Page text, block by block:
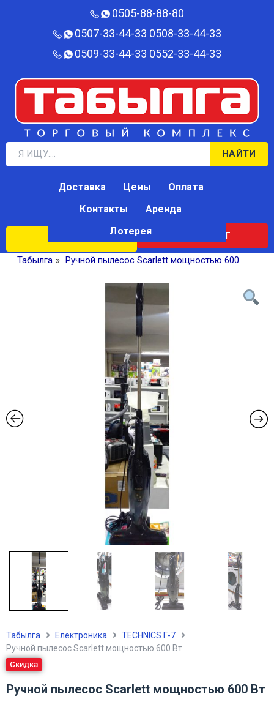
0505-88-88-80‬
0507-33-44-33 0508-33-44-33
0509-33-44-33 0552-33-44-33
НАЙТИ
КАТАЛОГ
Доставка Цены
Оплата
Контакты
Аренда
Лотерея
Табылга » Ручной пылесос Scarlett мощностью 600
Табылга Електроника
TECHNICS Г-7
Ручной пылесос Scarlett мощностью 600 Вт
Скидка
Ручной пылесос Scarlett мощностью 600 Вт